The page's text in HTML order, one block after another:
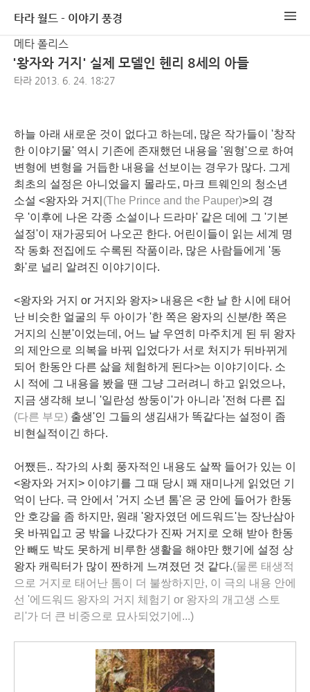
타라 월드 - 이야기 풍경
메타 폴리스
'왕자와 거지' 실제 모델인 헨리 8세의 아들
타라 2013. 6. 24. 18:27
하늘 아래 새로운 것이 없다고 하는데, 많은 작가들이 '창작
한 이야기물' 역시 기존에 존재했던 내용을 '원형'으로 하여
변형에 변형을 거듭한 내용을 선보이는 경우가 많다. 그게
최초의 설정은 아니었을지 몰라도, 마크 트웨인의 청소년
소설 <왕자와 거지 (The Prince and the Pauper)>의 경
우 '이후에 나온 각종 소설이나 드라마' 같은 데에 그 '기본
설정'이 재가공되어 나오곤 한다. 어린이들이 읽는 세계 명
작 동화 전집에도 수록된 작품이라, 많은 사람들에게 '동
화'로 널리 알려진 이야기이다.
<왕자와 거지 or 거지와 왕자> 내용은 <한 날 한 시에 태어
난 비슷한 얼굴의 두 아이가 '한 쪽은 왕자의 신분/한 쪽은
거지의 신분'이었는데, 어느 날 우연히 마주치게 된 뒤 왕자
의 제안으로 의복을 바꿔 입었다가 서로 처지 가 뒤바뀌게
되어 한동안 다른 삶을 체험하게 된다>는 이야기이다. 소
시 적에 그 내용을 봤을 땐 그냥 그러려니 하고 읽었으나,
지금 생각해 보니 '일란성 쌍둥이'가 아니라 '전혀 다른 집
(다른 부모) 출생'인 그들의 생김새 가 똑같다는 설정이 좀
비현실적이긴 하다.
어쨌든.. 작가의 사회 풍자적인 내용도 살짝 들어가 있는 이
<왕자와 거지> 이야기를 그 때 당시 꽤 재미나게 읽었던 기
억이 난다. 극 안에서 '거지 소년 톰'은 궁 안에 들어가 한동
안 호강을 좀 하지만, 원래 '왕자였던 에드워드'는 장난삼아
옷 바꿔입고 궁 밖을 나갔다가 진짜 거지로 오해 받아 한동
안 빼도 박도 못하게 비루한 생활을 해야만 했기에 설정 상
왕자 캐릭터가 많이 짠하게 느껴졌던 것 같다.(물론 태생적
으로 거지로 태어난 톰이 더 불쌍하지만, 이 극의 내용 안에
선 '에드워드 왕자의 거지 체험기 or 왕자의 개고생 스토
리'가 더 큰 비중으로 묘사되었기에...)